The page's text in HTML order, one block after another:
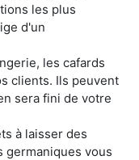
les plus
d'un
les cafards
clients. Ils peuvent
sera fini de votre
à laisser des
germaniques vous